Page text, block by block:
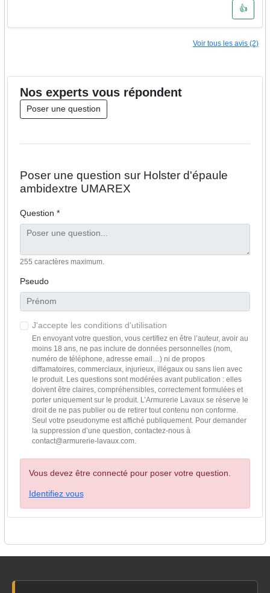
👍
Voir tous les avis (2)
Nos expertsvous répondent
Poser une question
Poser une question sur Holster d'épaule
ambidextre UMAREX
Question *
255 caractères maximum.
Pseudo
J'accepte les conditions d'utilisation
En envoyant votre question, vous certifiez en être l’auteur, avoir au
moins 18 ans, ne pas inclure de données personnelles (nom,
numéro de téléphone, adresse email…) ni de propos
diffamatoires, commerciaux, injurieux, illégaux ou sans lien avec
le produit. Les questions sont modérées avant publication : elles
doivent être claires, compréhensibles, correctement formulées et
porter uniquement sur le produit. L’Armurerie Lavaux se réserve le
droit de ne pas publier ou de retirer tout contenu non conforme.
Seul votre pseudonyme est affiché publiquement. Pour demander
la suppression d’une question, contactez-nous à
contact@armurerie-lavaux.com.
Vous devez être connecté pour poser votre question.
Identifiez vous